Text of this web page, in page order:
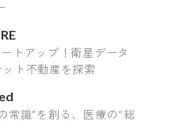
トアップ！衛星データ
ト不動産を探索
常識”を創る、医療の“総